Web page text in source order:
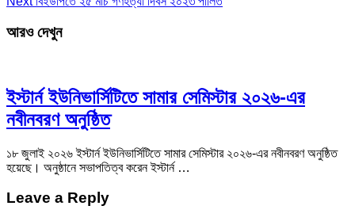
আরও দেখুন
ইস্টার্ন ইউনিভার্সিটিতে সামার সেমিস্টার ২০২৬-এর
নবীনবরণ অনুষ্ঠিত
১৮ জুলাই ২০২৬ ইস্টার্ন ইউনিভার্সিটিতে সামার সেমিস্টার ২০২৬-এর নবীনবরণ অনুষ্ঠিত
হয়েছে। অনুষ্ঠানে সভাপতিত্ব করেন ইস্টার্ন …
Leave a Reply